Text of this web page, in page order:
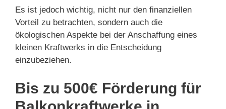
Es ist jedoch wichtig, nicht nur den finanziellen
Vorteil zu betrachten, sondern auch die
ökologischen Aspekte bei der Anschaffung eines
kleinen Kraftwerks in die Entscheidung
einzubeziehen.
Bis zu 500€ Förderung für